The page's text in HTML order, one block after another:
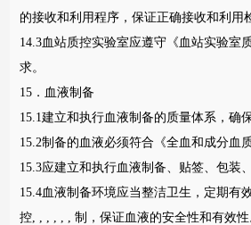
的接收和利用程序，保证正确接收和利用
14.3血站质控实验室应遵守《血站实验室
求。
15．血液制备
15.1建立和执行血液制备的质量体系，确
15.2制备的血液必须符合《全血和成分血
15.3应建立和执行血液制备、贴签、包装
15.4血液制备环境应当整洁卫生，定期有
控, , , , , , 制，保证血液的安全性和有效性